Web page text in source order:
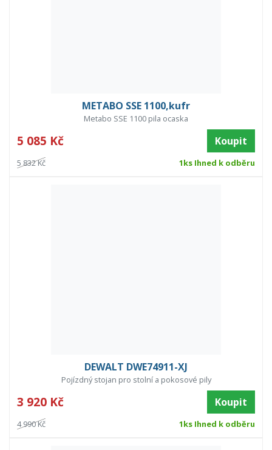
METABO SSE 1100,kufr
Metabo SSE 1100 pila ocaska
5 085 Kč Koupit
5 832 Kč 1ks Ihned k odběru
DEWALT DWE74911-XJ
Pojízdný stojan pro stolní a pokosové pily
3 920 Kč Koupit
4 990 Kč 1ks Ihned k odběru